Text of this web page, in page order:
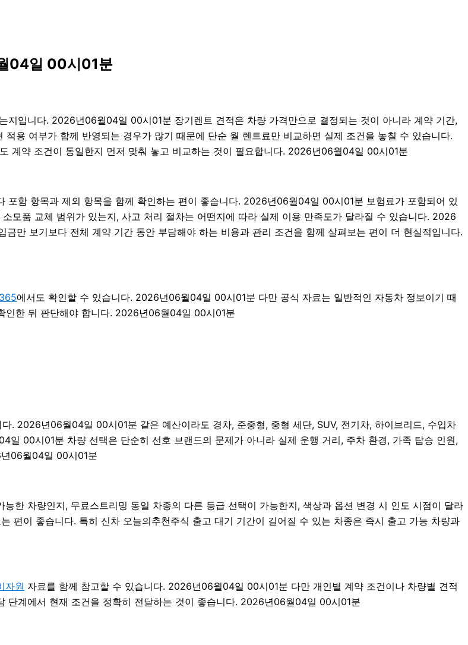
04일 00시01분
지입니다. 2026년06월04일 00시01분 장기렌트 견적은 차량 가격만으로 결정되는 것이 아니라 계약 기간,
용 여부가 함께 반영되는 경우가 많기 때문에 단순 월 렌트료만 비교하면 실제 조건을 놓칠 수 있습니다.
계약 조건이 동일한지 먼저 맞춰 놓고 비교하는 것이 필요합니다. 2026년06월04일 00시01분
포함 항목과 제외 항목을 함께 확인하는 편이 좋습니다. 2026년06월04일 00시01분 보험료가 포함되어 있
모품 교체 범위가 있는지, 사고 처리 절차는 어떤지에 따라 실제 이용 만족도가 달라질 수 있습니다. 2026
만 보기보다 전체 계약 기간 동안 부담해야 하는 비용과 관리 조건을 함께 살펴보는 편이 더 현실적입니다.
에서도 확인할 수 있습니다. 2026년06월04일 00시01분 다만 공식 자료는 일반적인 자동차 정보이기 때
인한 뒤 판단해야 합니다. 2026년06월04일 00시01분
. 2026년06월04일 00시01분 같은 예산이라도 경차, 준중형, 중형 세단, SUV, 전기차, 하이브리드, 수입차
00시01분 차량 선택은 단순히 선호 브랜드의 문제가 아니라 실제 운행 거리, 주차 환경, 가족 탑승 인원,
06월04일 00시01분
한 차량인지, 무료스트리밍 동일 차종의 다른 등급 선택이 가능한지, 색상과 옵션 변경 시 인도 시점이 달라
편이 좋습니다. 특히 신차 오늘의추천주식 출고 대기 기간이 길어질 수 있는 차종은 즉시 출고 가능 차량과
자원 자료를 함께 참고할 수 있습니다. 2026년06월04일 00시01분 다만 개인별 계약 조건이나 차량별 견적
단계에서 현재 조건을 정확히 전달하는 것이 좋습니다. 2026년06월04일 00시01분